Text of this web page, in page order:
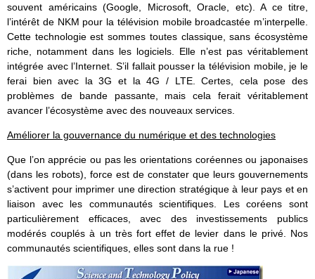
souvent américains (Google, Microsoft, Oracle, etc). A ce titre,
l’intérêt de NKM pour la télévision mobile broadcastée m’interpelle.
Cette technologie est sommes toutes classique, sans écosystème
riche, notamment dans les logiciels. Elle n’est pas véritablement
intégrée avec l’Internet. S’il fallait pousser la télévision mobile, je le
ferai bien avec la 3G et la 4G / LTE. Certes, cela pose des
problèmes de bande passante, mais cela ferait véritablement
avancer l’écosystème avec des nouveaux services.
Améliorer la gouvernance du numérique et des technologies
Que l’on apprécie ou pas les orientations coréennes ou japonaises
(dans les robots), force est de constater que leurs gouvernements
s’activent pour imprimer une direction stratégique à leur pays et en
liaison avec les communautés scientifiques. Les coréens sont
particulièrement efficaces, avec des investissements publics
modérés couplés à un très fort effet de levier dans le privé. Nos
communautés scientifiques, elles sont dans la rue !